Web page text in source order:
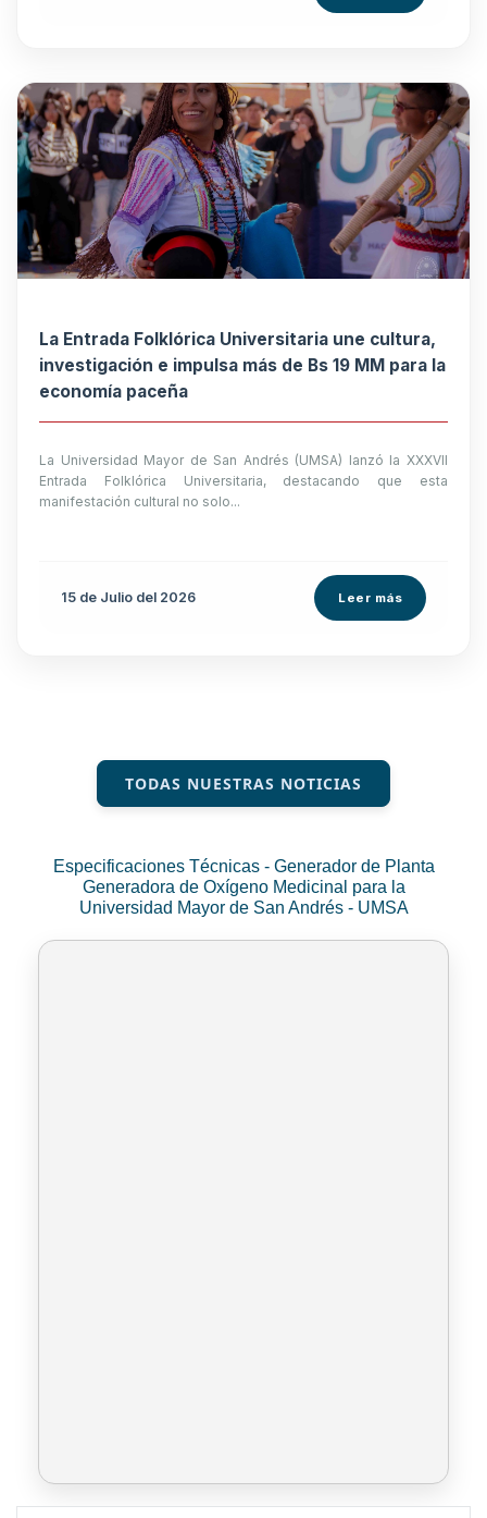
La Entrada Folklórica Universitaria une cultura,
investigación e impulsa más de Bs 19 MM para la
economía paceña
La Universidad Mayor de San Andrés (UMSA) lanzó la XXXVII
Entrada Folklórica Universitaria, destacando que esta
manifestación cultural no solo...
15 de Julio del 2026 Leer más
TODAS NUESTRAS NOTICIAS
Especificaciones Técnicas - Generador de Planta
Generadora de Oxígeno Medicinal para la
Universidad Mayor de San Andrés - UMSA